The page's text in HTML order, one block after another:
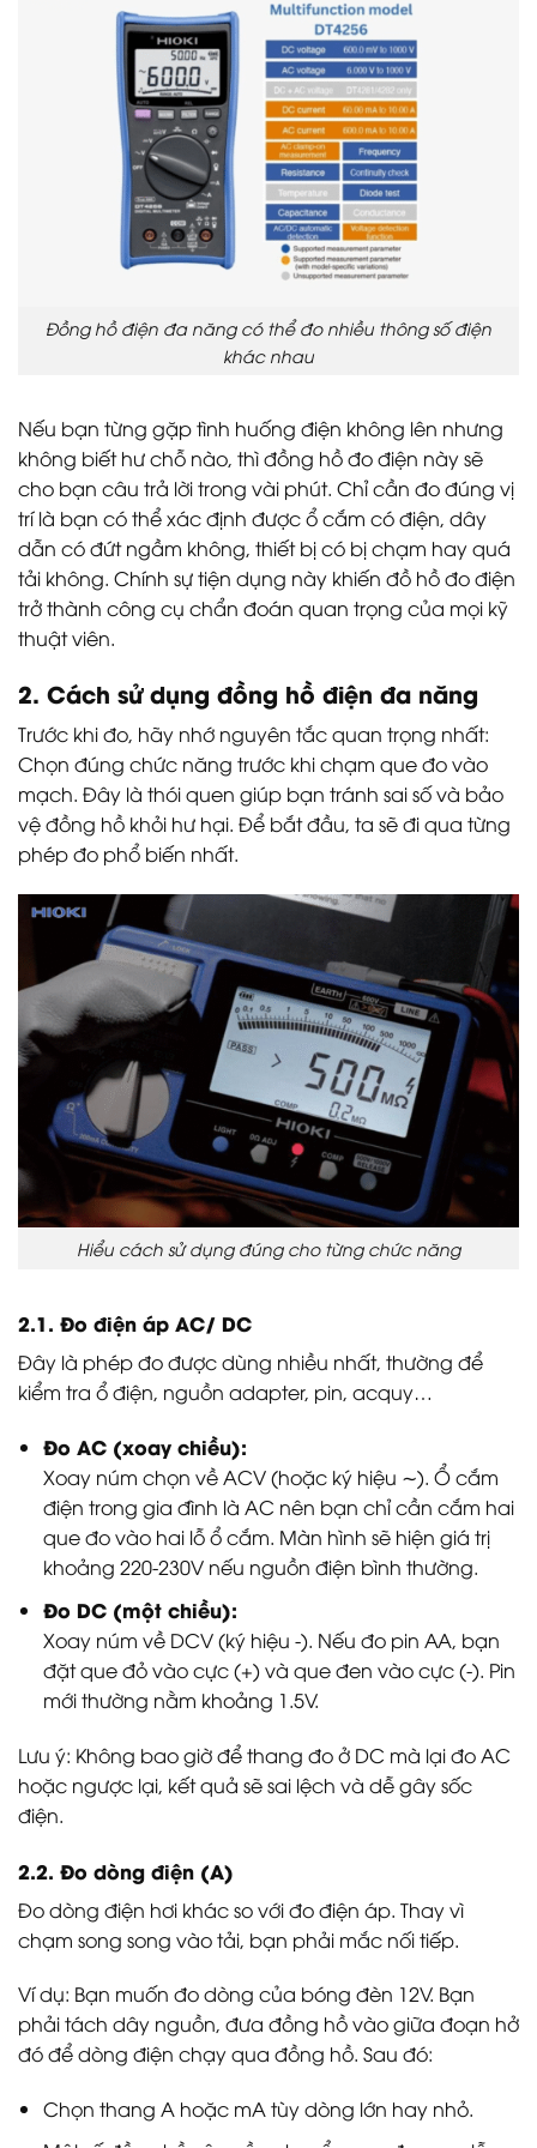
Đồng hồ điện đa năng có thể đo nhiều thông số điện
khác nhau
Nếu bạn từng gặp tình huống điện không lên nhưng
không biết hư chỗ nào, thì đồng hồ đo điện này sẽ
cho bạn câu trả lời trong vài phút. Chỉ cần đo đúng vị
trí là bạn có thể xác định được ổ cắm có điện, dây
dẫn có đứt ngầm không, thiết bị có bị chạm hay quá
tải không. Chính sự tiện dụng này khiến đồ hồ đo điện
trở thành công cụ chẩn đoán quan trọng của mọi kỹ
thuật viên.
2. Cách sử dụng đồng hồ điện đa năng
Trước khi đo, hãy nhớ nguyên tắc quan trọng nhất:
Chọn đúng chức năng trước khi chạm que đo vào
mạch. Đây là thói quen giúp bạn tránh sai số và bảo
vệ đồng hồ khỏi hư hại. Để bắt đầu, ta sẽ đi qua từng
phép đo phổ biến nhất.
Hiểu cách sử dụng đúng cho từng chức năng
2.1. Đo điện áp AC/ DC
Đây là phép đo được dùng nhiều nhất, thường để
kiểm tra ổ điện, nguồn adapter, pin, acquy…
Đo AC (xoay chiều):
Xoay núm chọn về ACV (hoặc ký hiệu ∼). Ổ cắm
điện trong gia đình là AC nên bạn chỉ cần cắm hai
que đo vào hai lỗ ổ cắm. Màn hình sẽ hiện giá trị
khoảng 220-230V nếu nguồn điện bình thường.
Đo DC (một chiều):
Xoay núm về DCV (ký hiệu -). Nếu đo pin AA, bạn
đặt que đỏ vào cực (+) và que đen vào cực (-). Pin
mới thường nằm khoảng 1.5V.
Lưu ý: Không bao giờ để thang đo ở DC mà lại đo AC
hoặc ngược lại, kết quả sẽ sai lệch và dễ gây sốc
điện.
2.2. Đo dòng điện (A)
Đo dòng điện hơi khác so với đo điện áp. Thay vì
chạm song song vào tải, bạn phải mắc nối tiếp.
Ví dụ: Bạn muốn đo dòng của bóng đèn 12V. Bạn
phải tách dây nguồn, đưa đồng hồ vào giữa đoạn hở
đó để dòng điện chạy qua đồng hồ. Sau đó:
Chọn thang A hoặc mA tùy dòng lớn hay nhỏ.